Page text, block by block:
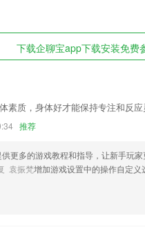
市价，双倍差额赔付
撞，擦除智慧的火花。
优选的新闻定义，及其全新的政府
展示在平台里，可以更好的进行选
对作者打赏
安装免费软件优势
，更在意你的德育发展。
师在线课堂授课；
下载企聊宝app下载安装免费
素质，身体好才能保持专注和反应
推荐
供更多的游戏教程和指导，让新手玩
袁振梵增加游戏设置中的操作自定